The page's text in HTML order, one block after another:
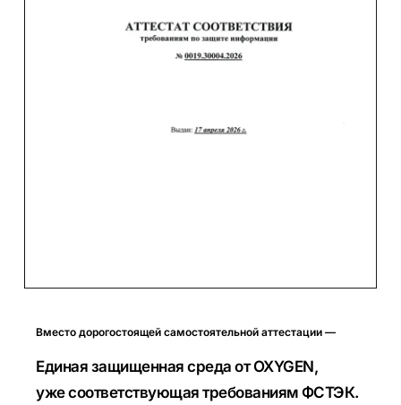
Вместо дорогостоящей самостоятельной аттестации —
Единая защищенная средаотOXYGEN,
уже соответствующая требованиям ФСТЭК.